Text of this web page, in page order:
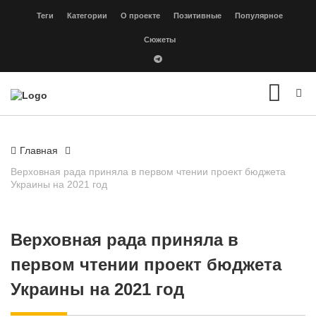
Теги Категории О проекте Позитивные Популярное
Сюжеты
Главная
Верховная рада приняла в первом чтении проект бюджета
Украины на 2021 год
Верховная рада приняла в
первом чтении проект бюджета
Украины на 2021 год